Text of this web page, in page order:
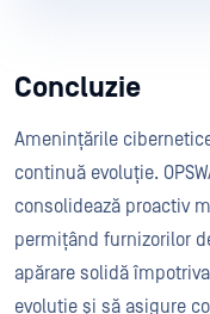
Concluzie
Amenințările
continuă evoluție.
consolidează proactiv
permițând furnizorilor
apărare solidă
evoluție și să asigure